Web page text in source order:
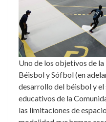
Uno de los objetivos de
Béisbol y Sófbol (en
desarrollo del béisbol y
educativos de la
las limitaciones de